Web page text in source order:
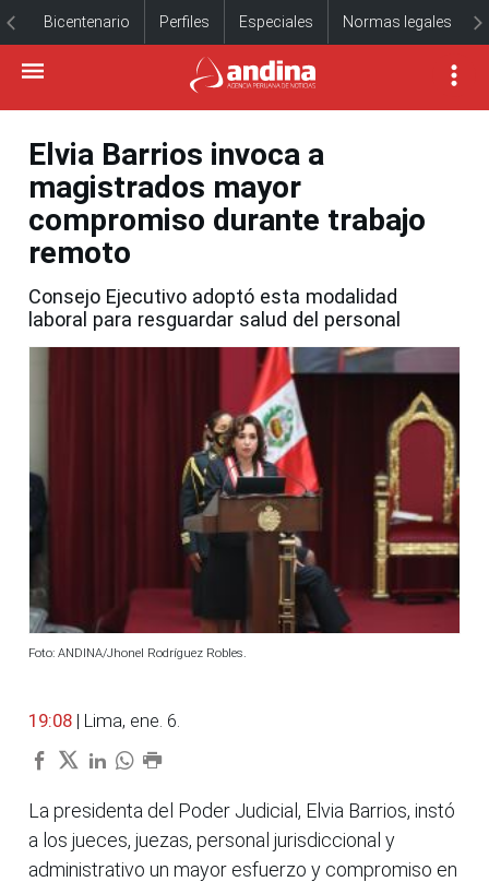
Bicentenario Perfiles Especiales Normas legales
Elvia Barrios invoca a
magistrados mayor
compromiso durante trabajo
remoto
Consejo Ejecutivo adoptó esta modalidad
laboral para resguardar salud del personal
Foto: ANDINA/Jhonel Rodríguez Robles.
19:08 | Lima, ene. 6.
La presidenta del Poder Judicial, Elvia Barrios, instó
a los jueces, juezas, personal jurisdiccional y
administrativo un mayor esfuerzo y compromiso en